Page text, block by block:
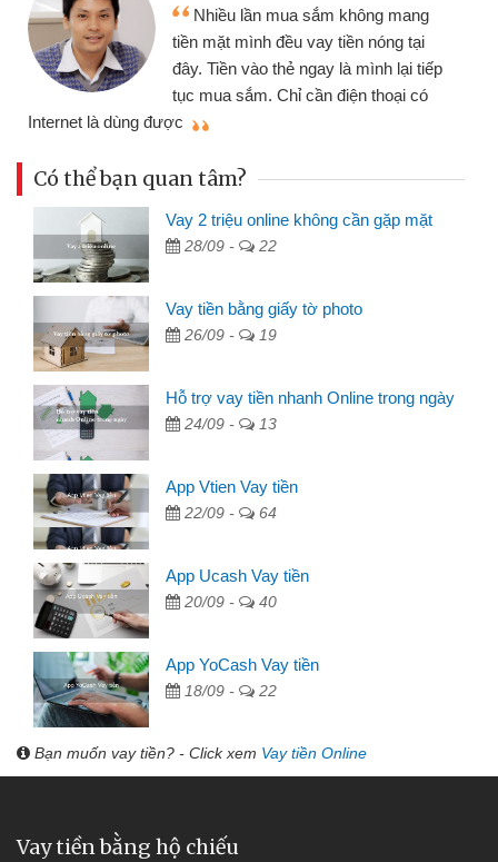
Nhiều lần mua sắm không mang
tiền mặt mình đều vay tiền nóng tại
đây. Tiền vào thẻ ngay là mình lại tiếp
tục mua sắm. Chỉ cần điện thoại có
Internet là dùng được
Có thể bạn quan tâm?
Vay 2 triệu online không cần gặp mặt
28/09 - 22
Vay tiền bằng giấy tờ photo
26/09 - 19
Hỗ trợ vay tiền nhanh Online trong ngày
24/09 - 13
App Vtien Vay tiền
22/09 - 64
App Ucash Vay tiền
20/09 - 40
App YoCash Vay tiền
18/09 - 22
Bạn muốn vay tiền? - Click xem Vay tiền Online
Vay tiền bằng hộ chiếu